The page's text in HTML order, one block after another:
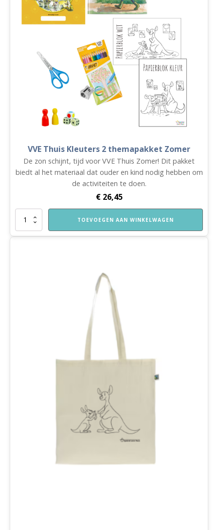
VVE Thuis Kleuters 2 themapakket Zomer
De zon schijnt, tijd voor VVE Thuis Zomer! Dit pakket
biedt al het materiaal dat ouder en kind nodig hebben om
de activiteiten te doen.
€26,45
VVE
Kleuters
TOEVOEGEN AAN WINKELWAGEN